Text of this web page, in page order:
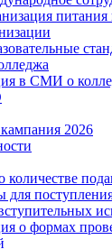
питания
в СМИ о
2026
количестве
для
о формах